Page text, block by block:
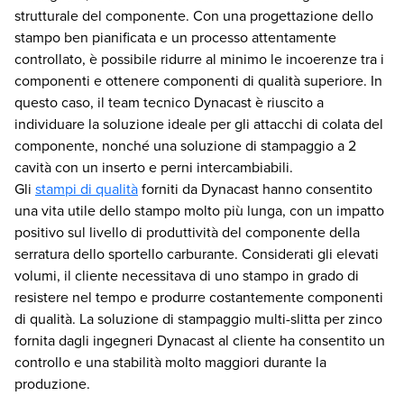
strutturale del componente. Con una progettazione dello
stampo ben pianificata e un processo attentamente
controllato, è possibile ridurre al minimo le incoerenze tra i
componenti e ottenere componenti di qualità superiore. In
questo caso, il team tecnico Dynacast è riuscito a
individuare la soluzione ideale per gli attacchi di colata del
componente, nonché una soluzione di stampaggio a 2
cavità con un inserto e perni intercambiabili.
Gli stampi di qualitàforniti da Dynacast hanno consentito
una vita utile dello stampo molto più lunga, con un impatto
positivo sul livello di produttività del componente della
serratura dello sportello carburante. Considerati gli elevati
volumi, il cliente necessitava di uno stampo in grado di
resistere nel tempo e produrre costantemente componenti
di qualità. La soluzione di stampaggio multi-slitta per zinco
fornita dagli ingegneri Dynacast al cliente ha consentito un
controllo e una stabilità molto maggiori durante la
produzione.